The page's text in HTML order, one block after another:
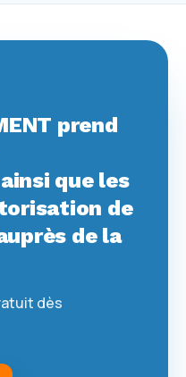
prend
que les
de
de la
dès